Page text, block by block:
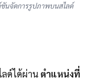
นจัดการรูปภาพบนสไลด์
ลด์ได้ผ่าน ตำแหน่งที่